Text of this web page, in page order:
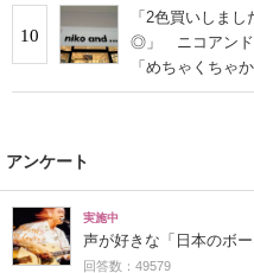
10
「2色買いしま
◎」 ニコアンド
「めちゃくちゃ
アンケート
実施中
声が好きな「日本のボ
回答数：49579